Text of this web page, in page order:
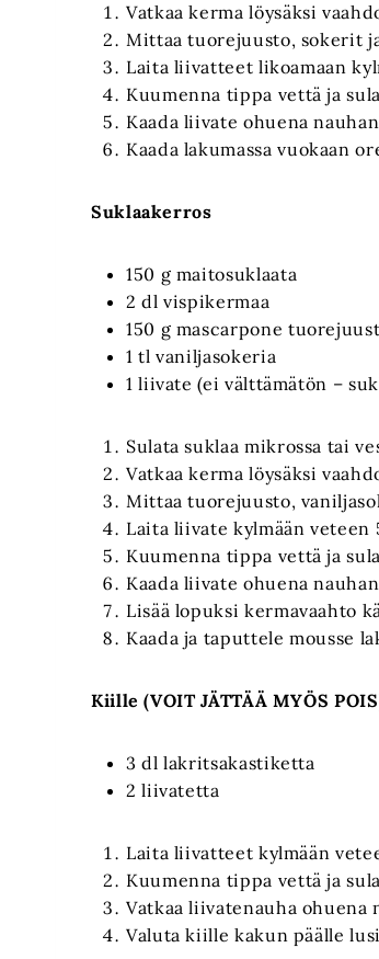
Vatkaa kerma löysäksi
Mittaa tuorejuusto, sokerit
Laita liivatteet likoamaan
Kuumenna tippa vettä ja
Kaada liivate ohuena
Kaada lakumassa vuokaan
Suklaakerros
150 g maitosuklaata
2 dl vispikermaa
150 g mascarpone
1 tl vaniljasokeria
1 liivate (ei välttämätön –
Sulata suklaa mikrossa tai
Vatkaa kerma löysäksi
Mittaa tuorejuusto,
Laita liivate kylmään
Kuumenna tippa vettä ja
Kaada liivate ohuena
Lisää lopuksi kermavaahto
Kaada ja taputtele mousse
Kiille (VOIT JÄTTÄÄ MYÖS
3 dl lakritsakastiketta
2 liivatetta
Laita liivatteet kylmään
Kuumenna tippa vettä ja
Vatkaa liivatenauha ohuena
Valuta kiille kakun päälle